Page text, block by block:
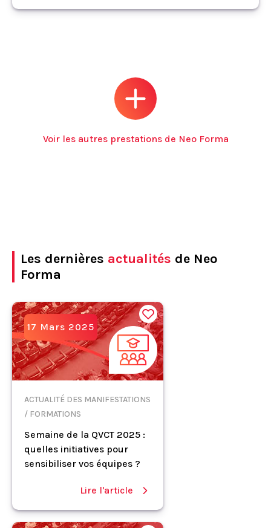
Voir les autres prestations de Neo Forma
Les dernières actualités de Neo
Forma
17 Mars 2025
ACTUALITÉ DES MANIFESTATIONS
/ FORMATIONS
Semaine de la QVCT 2025 :
quelles initiatives pour
sensibiliser vos équipes ?
Lire l'article